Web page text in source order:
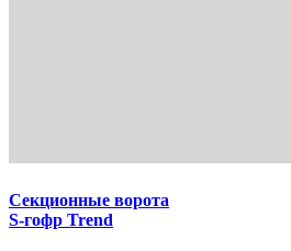
Секционные ворота
S-гофр Trend